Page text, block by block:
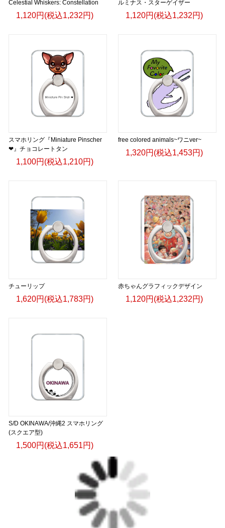
Celestial Whiskers: Constellation
1,120円(税込1,232円)
ルミナス・スターゲイザー
1,120円(税込1,232円)
スマホリング『Miniature Pinscher
❤』チョコレートタン
1,100円(税込1,210円)
free colored animals~ワニver~
1,320円(税込1,453円)
チューリップ
1,620円(税込1,783円)
赤ちゃんグラフィックデザイン
1,120円(税込1,232円)
S/D OKINAWA/沖縄2 スマホリング
(スクエア型)
1,500円(税込1,651円)